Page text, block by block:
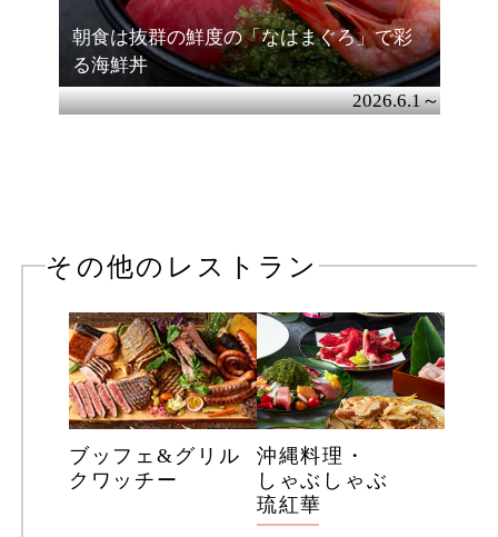
新着情報
お問い合わせ
よくあるご質問
ホテル情報
電子パンフレット
朝食は抜群の鮮度の「なはまぐろ」で彩
る海鮮丼
2026.6.1～
その他のレストラン
ブッフェ&グリル
クワッチー
沖縄料理・
しゃぶしゃぶ
琉紅華